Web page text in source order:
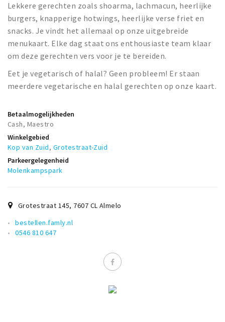
Uitjes & activiteiten
Toeristische routes
Natuurgebieden
Lekkere gerechten zoals shoarma, lachmacun, heerlijke
burgers, knapperige hotwings, heerlijke verse friet en
snacks. Je vindt het allemaal op onze uitgebreide
menukaart. Elke dag staat ons enthousiaste team klaar
om deze gerechten vers voor je te bereiden.
Eet je vegetarisch of halal? Geen probleem! Er staan
meerdere vegetarische en halal gerechten op onze kaart.
Betaalmogelijkheden
Cash, Maestro
Winkelgebied
Kop van Zuid, Grotestraat-Zuid
Parkeergelegenheid
Molenkampspark
Grotestraat 145, 7607 CL Almelo
bestellen.famly.nl
0546 810 647